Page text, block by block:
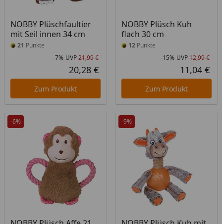
NOBBY Plüschfaultier
mit Seil innen 34 cm
21 Punkte
Rabatt in Prozent
-7%
Ursprünglicher Preis
UVP21,99 €
Aktueller Preis
20,28 €
Zum Produkt
NOBBY Plüsch Kuh
flach 30 cm
12Punkte
-15% UVP12,99 €
11,04 €
Zum Produkt
-6% -9%